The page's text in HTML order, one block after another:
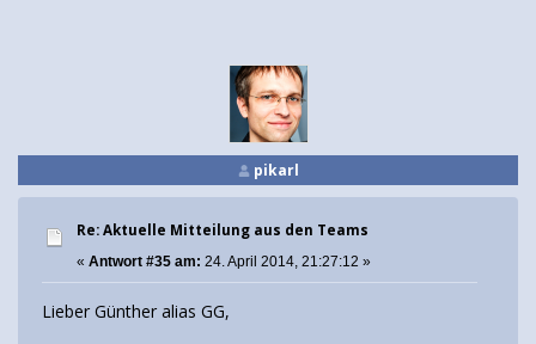
pikarl
Re: Aktuelle Mitteilung aus den Teams
« Antwort #35 am: 24. April 2014, 21:27:12 »
Lieber Günther alias GG,